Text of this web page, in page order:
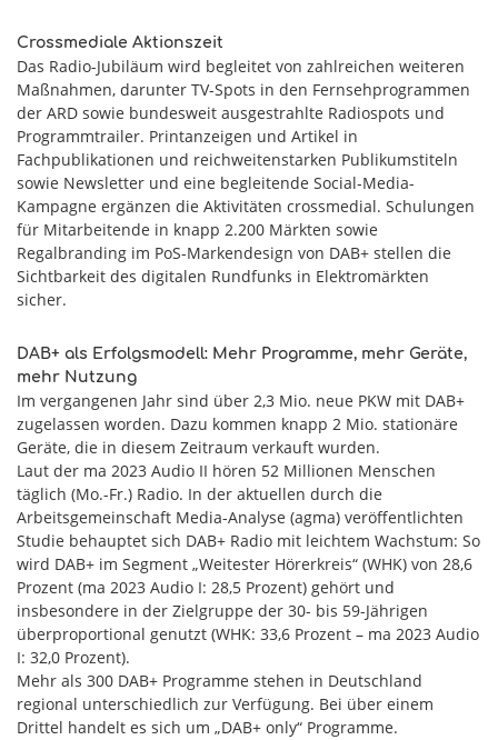
Crossmediale Aktionszeit
Das Radio-Jubiläum wird begleitet von zahlreichen weiteren
Maßnahmen, darunter TV-Spots in den Fernsehprogrammen
der ARD sowie bundesweit ausgestrahlte Radiospots und
Programmtrailer. Printanzeigen und Artikel in
Fachpublikationen und reichweitenstarken Publikumstiteln
sowie Newsletter und eine begleitende Social-Media-
Kampagne ergänzen die Aktivitäten crossmedial. Schulungen
für Mitarbeitende in knapp 2.200 Märkten sowie
Regalbranding im PoS-Markendesign von DAB+ stellen die
Sichtbarkeit des digitalen Rundfunks in Elektromärkten
sicher.
DAB+ als Erfolgsmodell: Mehr Programme, mehr Geräte,
mehr Nutzung
Im vergangenen Jahr sind über 2,3 Mio. neue PKW mit DAB+
zugelassen worden. Dazu kommen knapp 2 Mio. stationäre
Geräte, die in diesem Zeitraum verkauft wurden.
Laut der ma 2023 Audio II hören 52 Millionen Menschen
täglich (Mo.-Fr.) Radio. In der aktuellen durch die
Arbeitsgemeinschaft Media-Analyse (agma) veröffentlichten
Studie behauptet sich DAB+ Radio mit leichtem Wachstum: So
wird DAB+ im Segment „Weitester Hörerkreis“ (WHK) von 28,6
Prozent (ma 2023 Audio I: 28,5 Prozent) gehört und
insbesondere in der Zielgruppe der 30- bis 59-Jährigen
überproportional genutzt (WHK: 33,6 Prozent – ma 2023 Audio
I: 32,0 Prozent).
Mehr als 300 DAB+ Programme stehen in Deutschland
regional unterschiedlich zur Verfügung. Bei über einem
Drittel handelt es sich um „DAB+ only“ Programme.